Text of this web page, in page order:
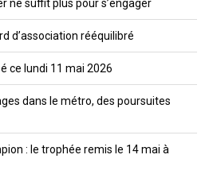
ne suffit plus pour s’engager
d’association rééquilibré
ce lundi 11 mai 2026
dans le métro, des poursuites
: le trophée remis le 14 mai à